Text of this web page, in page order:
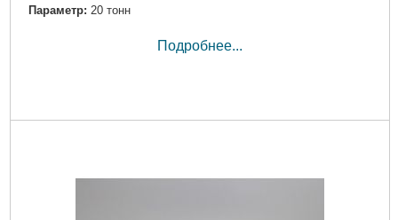
Параметр: 20 тонн
Подробнее...